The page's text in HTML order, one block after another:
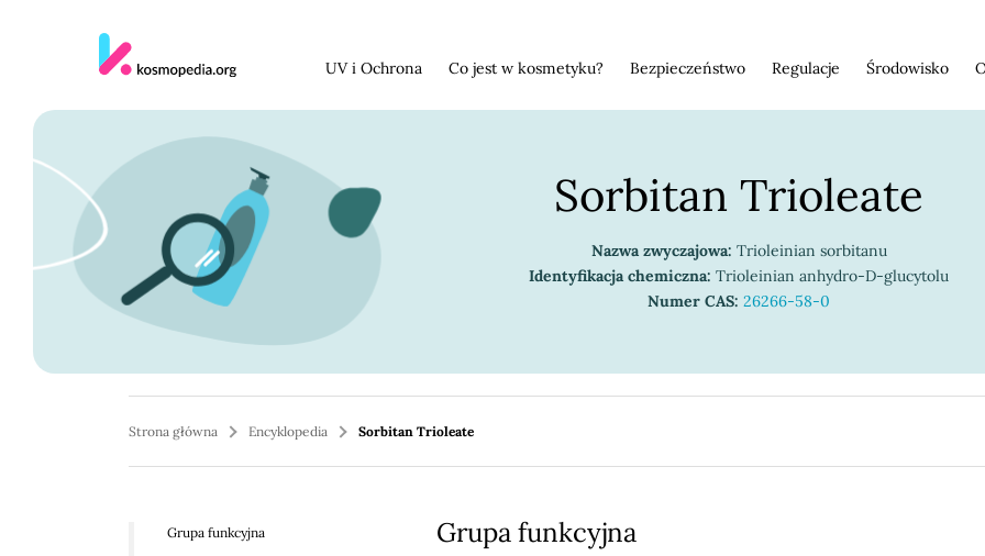
UV i Ochrona Co jest w kosmetyku? Bezpieczeństwo Regulacje Środowisko
Sorbitan Trioleate
Nazwa zwyczajowa: Trioleinian sorbitanu
Identyfikacja chemiczna: Trioleinian anhydro-D-glucytolu
Numer CAS: 26266-58-0
Strona główna Encyklopedia Sorbitan Trioleate
Grupa funkcyjna
Grupa funkcyjna